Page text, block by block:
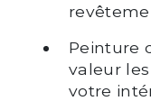
Peinture
valeur
votre